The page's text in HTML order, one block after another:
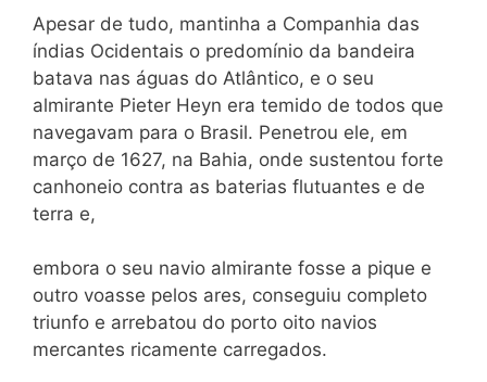
Apesar de tudo, mantinha a Companhia das
índias Ocidentais o predomínio da bandeira
batava nas águas do Atlântico, e o seu
almirante Pieter Heyn era temido de todos que
navegavam para o Brasil. Penetrou ele, em
março de 1627, na Bahia, onde sustentou forte
canhoneio contra as baterias flutuantes e de
terra e,
embora o seu navio almirante fosse a pique e
outro voasse pelos ares, conseguiu completo
triunfo e arrebatou do porto oito navios
mercantes ricamente carregados.